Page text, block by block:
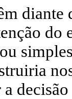
do
decisão